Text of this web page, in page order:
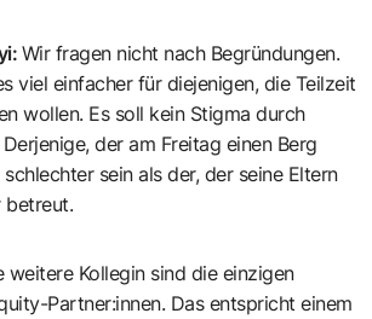
: Wir fragen nicht nach Begründungen.
viel einfacher für diejenigen, die Teilzeit
wollen. Es soll kein Stigma durch
der am Freitag einen Berg
sein als der, der seine Eltern
betreut.
weitere Kollegin sind die einzigen
Partner:innen. Das entspricht einem